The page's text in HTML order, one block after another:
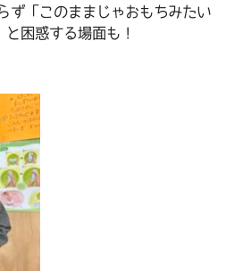
ず「このままじゃおもちみたい
困惑する場面も！